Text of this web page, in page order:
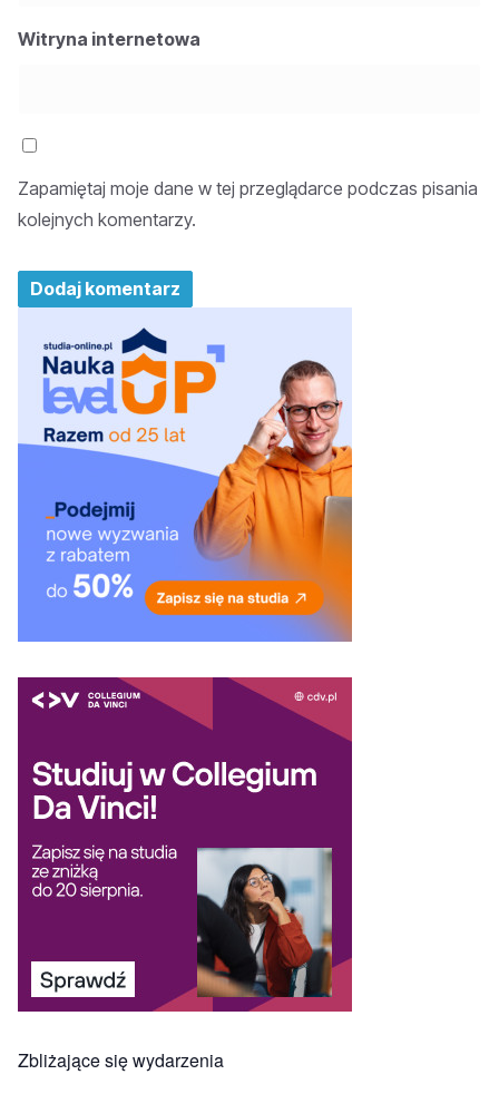
Witryna internetowa
Zapamiętaj moje dane w tej przeglądarce podczas pisania
kolejnych komentarzy.
Zbliżające się wydarzenia